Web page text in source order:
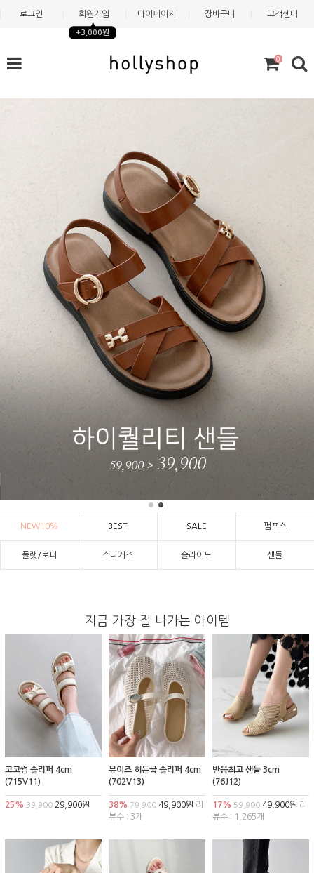
로그인 회원가입
+3,000원
마이페이지 장바구니 고객센터
0
NEW10% BEST SALE 펌프스
플랫/로퍼 스니커즈 슬라이드 샌들
지금 가장 잘 나가는 아이템
코코썸 슬리퍼 4cm
(715V11)
25% 39,900 29,900원
뮤이즈 히든굽 슬리퍼 4cm
(702V13)
38% 79,90049,900원 리
뷰수 : 3개
반응최고 샌들 3cm
(76J12)
17% 59,90049,900원 리
뷰수 : 1,265개